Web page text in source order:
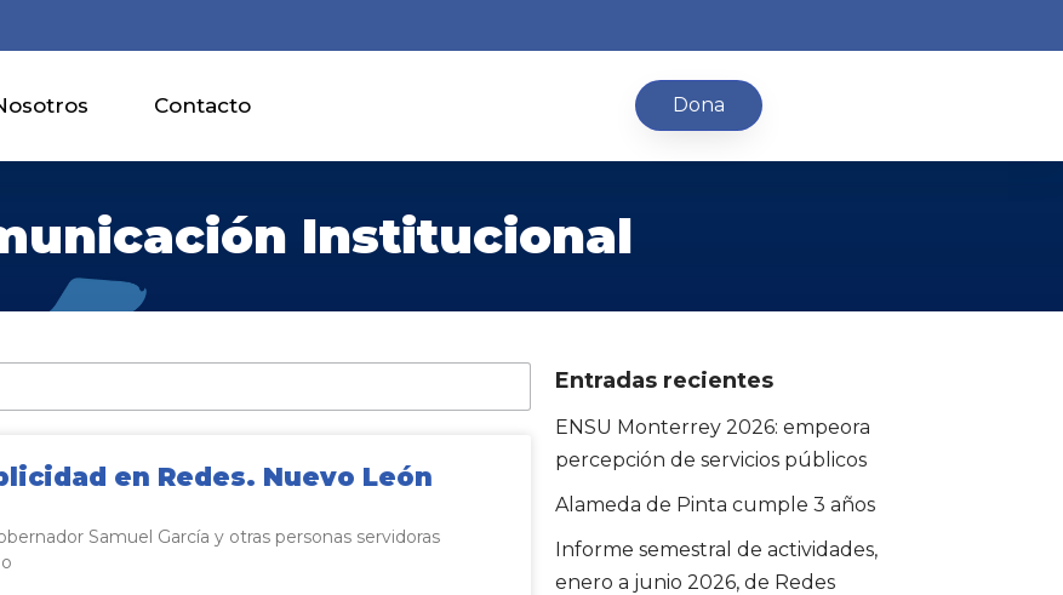
Contacto Dona
Institucional
en Redes. Nuevo León
Samuel García y otras personas servidoras
Entradas recientes
ENSU Monterrey 2026: empeora
percepción de servicios públicos
Alameda de Pinta cumple 3 años
Informe semestral de actividades,
enero a junio 2026, de Redes